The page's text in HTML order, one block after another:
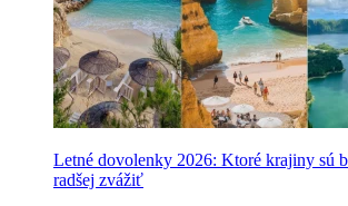
Letné dovolenky 2026: Ktoré krajiny sú
radšej zvážiť